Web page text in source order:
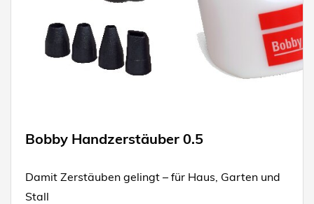
Bobby Handzerstäuber 0.5
Damit Zerstäuben gelingt – für Haus, Garten und
Stall